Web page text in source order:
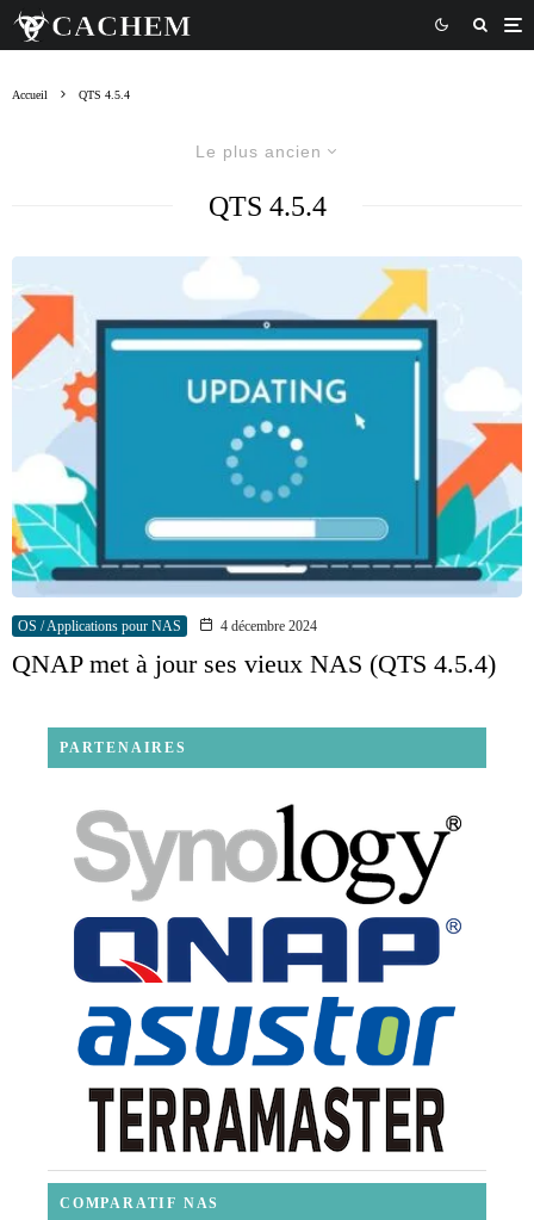
Accueil QTS 4.5.4
Le plus ancien
QTS 4.5.4
OS / Applications pour NAS 4 décembre 2024
QNAP met à jour ses vieux NAS (QTS 4.5.4)
PARTENAIRES
COMPARATIF NAS